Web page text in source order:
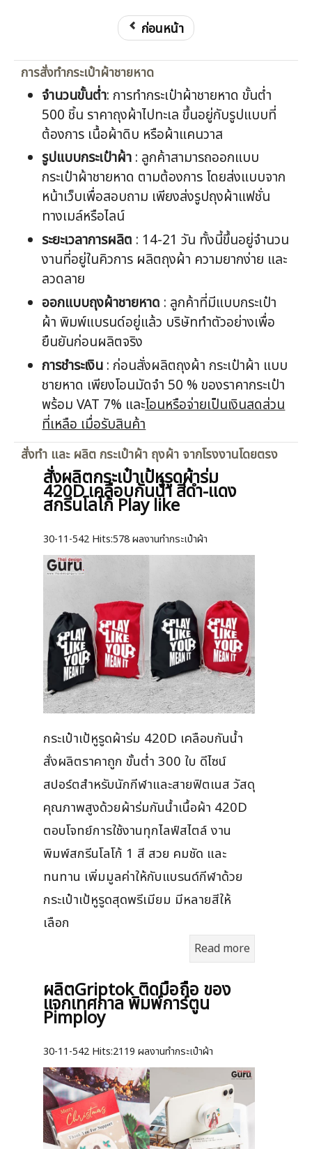
ก่อนหน้า
การสั่งทำกระเป๋าผ้าชายหาด
จำนวนขั้นต่ำ: การทำกระเป๋าผ้าชายหาด ขั้นต่ำ
500 ชิ้น ราคาถุงผ้าไปทะเล ขึ้นอยู่กับรูปแบบที่
ต้องการ เนื้อผ้าดิบ หรือผ้าแคนวาส
รูปแบบกระเป๋าผ้า : ลูกค้าสามารถออกแบบ
กระเป๋าผ้าชายหาด ตามต้องการ โดยส่งแบบจาก
หน้าเว็บเพื่อสอบถาม เพียงส่งรูปถุงผ้าแฟชั่น
ทางเมล์หรือไลน์
ระยะเวลาการผลิต : 14-21 วัน ทั้งนี้ขึ้นอยู่จำนวน
งานที่อยู่ในคิวการ ผลิตถุงผ้า ความยากง่าย และ
ลวดลาย
ออกแบบถุงผ้าชายหาด : ลูกค้าที่มีแบบกระเป๋า
ผ้า พิมพ์แบรนด์อยู่แล้ว บริษัททำตัวอย่างเพื่อ
ยืนยันก่อนผลิตจริง
การชำระเงิน : ก่อนสั่งผลิตถุงผ้า กระเป๋าผ้า แบบ
ชายหาด เพียงโอนมัดจำ 50 % ของราคากระเป๋า
พร้อม VAT 7% และโอนหรือจ่ายเป็นเงินสดส่วน
ที่เหลือ เมื่อรับสินค้า
สั่งทำ และ ผลิต กระเป๋าผ้า ถุงผ้า จากโรงงานโดยตรง
สั่งผลิตกระเป๋าเป้หูรูดผ้าร่ม
420D เคลือบกันน้ำ สีดำ-แดง
สกรีนโลโก้ Play like
30-11-542 Hits:578 ผลงานทำกระเป๋าผ้า
กระเป๋าเป้หูรูดผ้าร่ม 420D เคลือบกันน้ำ
สั่งผลิตราคาถูก ขั้นต่ำ 300 ใบ ดีไซน์
สปอร์ตสำหรับนักกีฬาและสายฟิตเนส วัสดุ
คุณภาพสูงด้วยผ้าร่มกันน้ำเนื้อผ้า 420D
ตอบโจทย์การใช้งานทุกไลฟ์สไตล์ งาน
พิมพ์สกรีนโลโก้ 1 สี สวย คมชัด และ
ทนทาน เพิ่มมูลค่าให้กับแบรนด์กีฬาด้วย
กระเป๋าเป้หูรูดสุดพรีเมียม มีหลายสีให้
เลือก
Read more
ผลิตGriptok ติดมือถือ ของ
แจกเทศกาล พิมพ์การ์ตูน
Pimploy
30-11-542 Hits:2119 ผลงานทำกระเป๋าผ้า